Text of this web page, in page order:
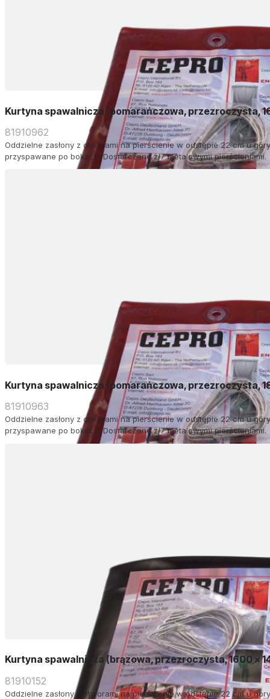
Kurtyna spawalnicza (pomarańczowa, przezroczysta,
81910962
Oddzielne zasłony z otworami na pierścienie w odstępie 22 cm u
przyspawane po bokach. Dostarczane z 7 metalowymi pierścieniami.
Kurtyna spawalnicza (pomarańczowa, przezroczysta,
81910963
Oddzielne zasłony z otworami na pierścienie w odstępie 22 cm u
przyspawane po bokach. Dostarczane z 7 metalowymi pierścieniami.
Kurtyna spawalnicza (brązowa, przezroczysta, 1600 x
81910152
Oddzielne zasłony z otworami na pierścienie w odstępie 22 cm u